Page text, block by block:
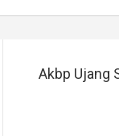
Akbp Ujang